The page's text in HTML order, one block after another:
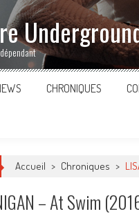
CHRONIQUES
Accueil > Chroniques >
– At Swim